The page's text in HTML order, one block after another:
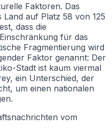
Faktoren. Das
auf Platz 58 von 125
dass die
für das
Fragmentierung wird
Faktor genannt: Der
Stadt ist kaum viermal
ein Unterschied, der
um einen nationalen
vom